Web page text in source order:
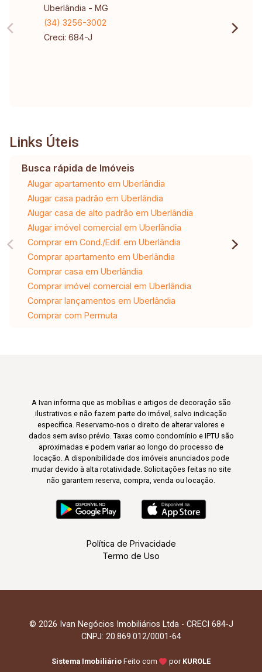
Uberlândia - MG
(34) 3256-3002
Creci: 684-J
Links Úteis
Busca rápida de Imóveis
Alugar apartamento em Uberlândia
Alugar casa padrão em Uberlândia
Alugar casa de alto padrão em Uberlândia
Alugar imóvel comercial em Uberlândia
Comprar em Cond./Edif. em Uberlândia
Comprar apartamento em Uberlândia
Comprar casa em Uberlândia
Comprar imóvel comercial em Uberlândia
Comprar lançamentos em Uberlândia
Comprar com Permuta
A Ivan informa que as mobílias e artigos de decoração são
ilustrativos e não fazem parte do imóvel, salvo indicação
específica. Reservamo-nos o direito de alterar valores e
dados sem aviso prévio. Taxas como condomínio e IPTU são
aproximadas e podem variar ao longo do processo de
locação. A disponibilidade dos imóveis anunciados pode
mudar devido à alta rotatividade. Solicitações feitas no site
não garantem reserva, compra, venda ou locação.
Política de Privacidade
Termo de Uso
© 2026 Ivan Negócios Imobiliários Ltda - CRECI 684-J
CNPJ: 20.869.012/0001-64
Sistema Imobiliário Feito com por KUROLE